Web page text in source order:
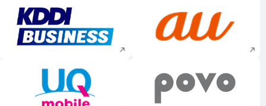
新規ウィンドウで開く 新規ウィンドウで
新規ウィンドウで開く 新規ウィンドウで